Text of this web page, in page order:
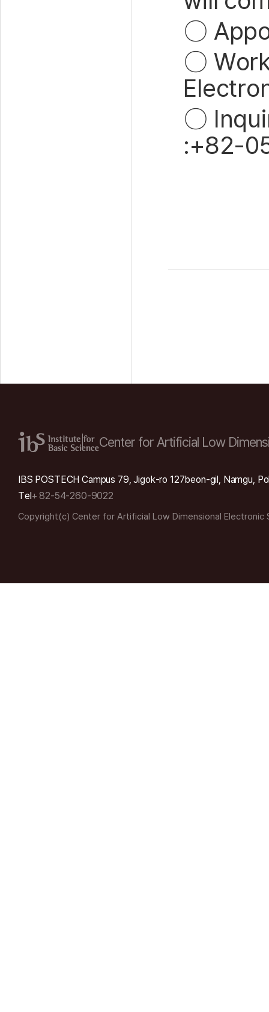
〇
〇
〇
:+82-
Center for Artificial Low
IBS POSTECH Campus 79, Jigok-ro 127beon-gil, Namgu,
Tel+ 82-54-260-9022
Copyright(c) Center for Artificial Low Dimensional Electronic